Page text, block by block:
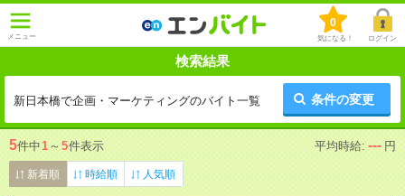
メニュー
0
気になる！ ログイン
検索結果
新日本橋で企画・マーケティングのバイト一覧 条件の変更
5件中1 ～ 5件表示 平均時給: --- 円
新着順 時給順 人気順